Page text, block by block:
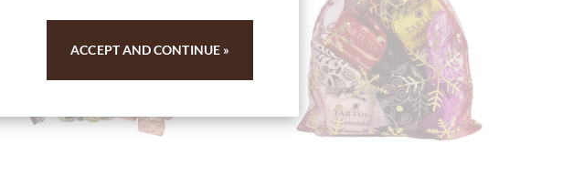
ACCEPT AND CONTINUE »